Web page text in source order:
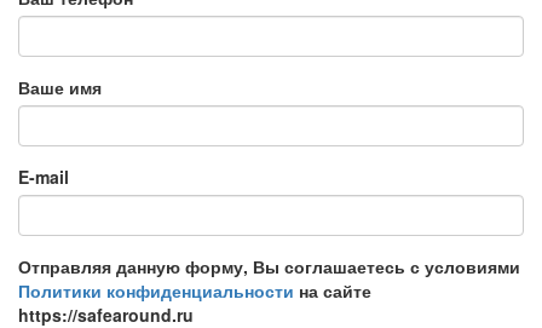
Ваше имя
E-mail
Отправляя данную форму, Вы соглашаетесь с условиями
Политики конфиденциальности на сайте
https://safearound.ru